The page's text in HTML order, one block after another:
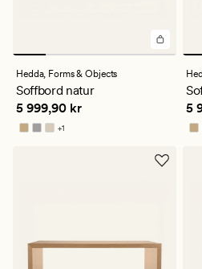
Hedda, Forms & Objects
Soffbord natur
Pris 5 999,90 kr
5 999,90 kr
+1
Finns i fler färger
5